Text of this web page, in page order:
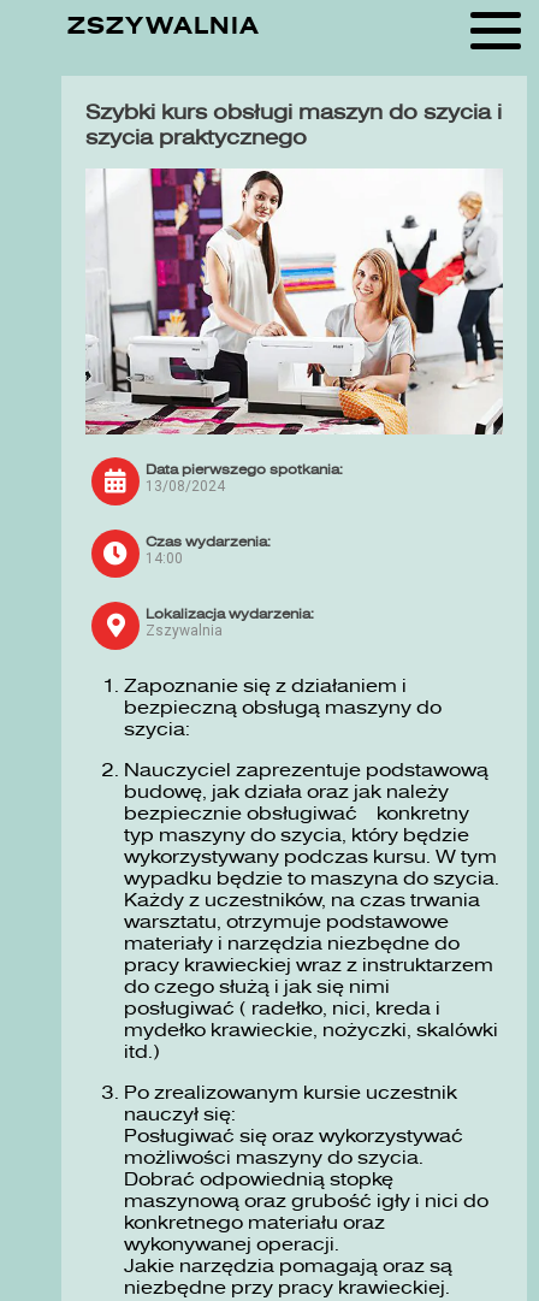
ZSZYWALNIA
Szybki kurs obsługi maszyn do szycia i
szycia praktycznego
Data pierwszego spotkania:
13/08/2024
Czas wydarzenia:
14:00
Lokalizacja wydarzenia:
Zszywalnia
Zapoznanie się z działaniem i
bezpieczną obsługą maszyny do
szycia:
Nauczyciel zaprezentuje podstawową
budowę, jak działa oraz jak należy
bezpiecznie obsługiwać konkretny
typ maszyny do szycia, który będzie
wykorzystywany podczas kursu. W tym
wypadku będzie to maszyna do szycia.
Każdy z uczestników, na czas trwania
warsztatu, otrzymuje podstawowe
materiały i narzędzia niezbędne do
pracy krawieckiej wraz z instruktarzem
do czego służą i jak się nimi
posługiwać ( radełko, nici, kreda i
mydełko krawieckie, nożyczki, skalówki
itd.)
Po zrealizowanym kursie uczestnik
nauczył się:
Posługiwać się oraz wykorzystywać
możliwości maszyny do szycia.
Dobrać odpowiednią stopkę
maszynową oraz grubość igły i nici do
konkretnego materiału oraz
wykonywanej operacji.
Jakie narzędzia pomagają oraz są
niezbędne przy pracy krawieckiej.